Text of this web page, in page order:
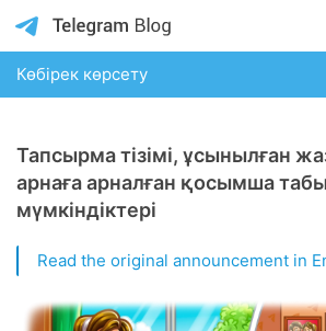
Көбірек көрсету
Тапсырма тізімі, ұсынылған
арнаға арналған қосымша
мүмкіндіктері
Read the original announcement in